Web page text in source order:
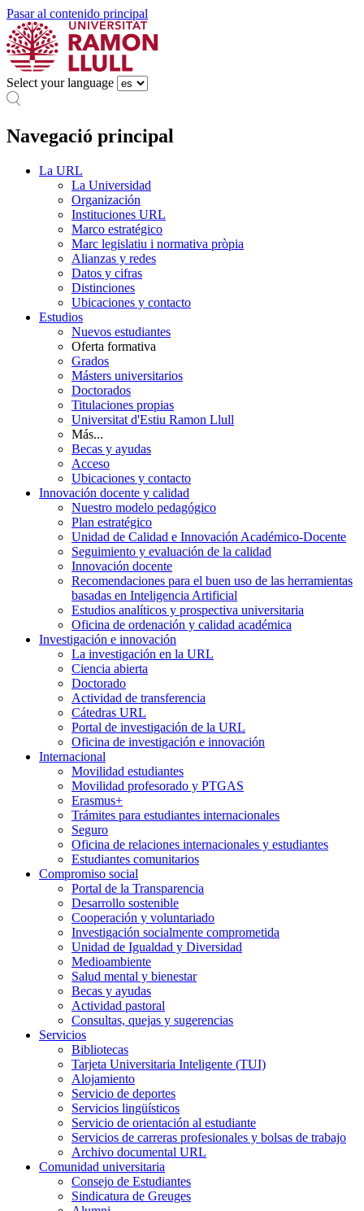
Pasar al contenido principal
Select your language
Navegació principal
La URL
La Universidad
Organización
Instituciones URL
Marco estratégico
Marc legislatiu i normativa pròpia
Alianzas y redes
Datos y cifras
Distinciones
Ubicaciones y contacto
Estudios
Nuevos estudiantes
Oferta formativa
Grados
Másters universitarios
Doctorados
Titulaciones propias
Universitat d'Estiu Ramon Llull
Más...
Becas y ayudas
Acceso
Ubicaciones y contacto
Innovación docente y calidad
Nuestro modelo pedagógico
Plan estratégico
Unidad de Calidad e Innovación Académico-Docente
Seguimiento y evaluación de la calidad
Innovación docente
Recomendaciones para el buen uso de las herramientas
basadas en Inteligencia Artificial
Estudios analíticos y prospectiva universitaria
Oficina de ordenación y calidad académica
Investigación e innovación
La investigación en la URL
Ciencia abierta
Doctorado
Actividad de transferencia
Cátedras URL
Portal de investigación de la URL
Oficina de investigación e innovación
Internacional
Movilidad estudiantes
Movilidad profesorado y PTGAS
Erasmus+
Trámites para estudiantes internacionales
Seguro
Oficina de relaciones internacionales y estudiantes
Estudiantes comunitarios
Compromiso social
Portal de la Transparencia
Desarrollo sostenible
Cooperación y voluntariado
Investigación socialmente comprometida
Unidad de Igualdad y Diversidad
Medioambiente
Salud mental y bienestar
Becas y ayudas
Actividad pastoral
Consultas, quejas y sugerencias
Servicios
Bibliotecas
Tarjeta Universitaria Inteligente (TUI)
Alojamiento
Servicio de deportes
Servicios lingüísticos
Servicio de orientación al estudiante
Servicios de carreras profesionales y bolsas de trabajo
Archivo documental URL
Comunidad universitaria
Consejo de Estudiantes
Sindicatura de Greuges